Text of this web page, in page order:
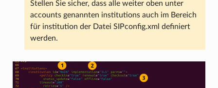
Stellen Sie sicher, dass alle weiter oben unter
accounts genannten institutions auch im Bereich
für institution der Datei SIPconfig.xml definiert
werden.